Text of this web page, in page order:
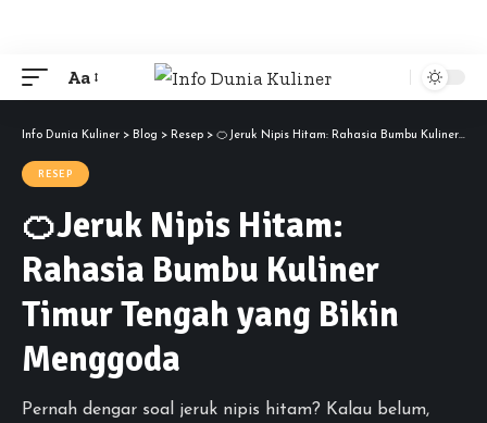
Font
Aa
Info Dunia Kuliner > Blog > Resep > 🍊Jeruk Nipis Hitam: Rahasia Bumbu Kuliner Timur Tengah yang Bikin Menggoda
RESEP
🍊Jeruk Nipis Hitam:
Rahasia Bumbu Kuliner
Timur Tengah yang Bikin
Menggoda
Pernah dengar soal jeruk nipis hitam? Kalau belum,